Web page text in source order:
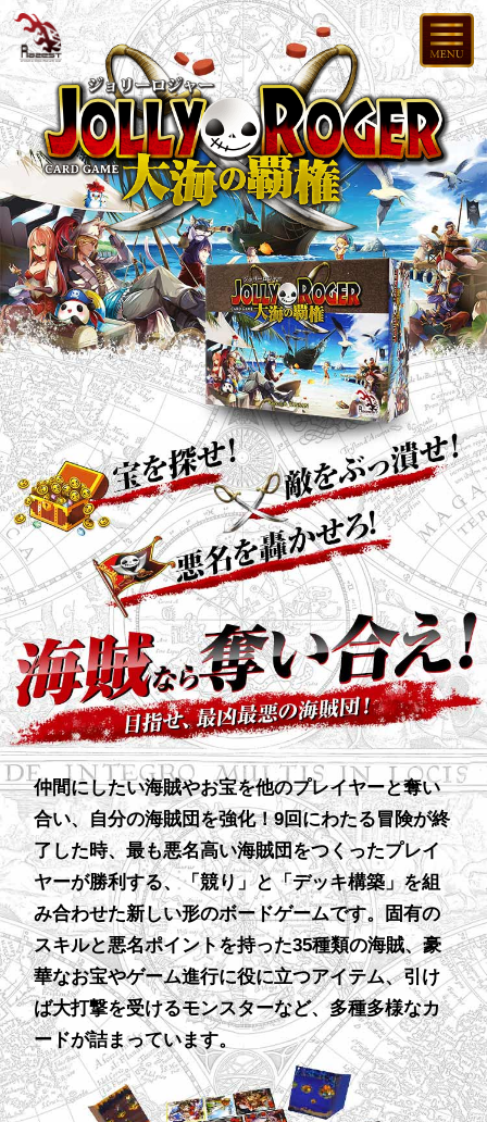
RAZEST
仲間にしたい海賊やお宝を他のプレイヤーと奪い
合い、自分の海賊団を強化！9回にわたる冒険が終
了した時、最も悪名高い海賊団をつくったプレイ
ヤーが勝利する、「競り」と「デッキ構築」を組
み合わせた新しい形のボードゲームです。固有の
スキルと悪名ポイントを持った35種類の海賊、豪
華なお宝やゲーム進行に役に立つアイテム、引け
ば大打撃を受けるモンスターなど、多種多様なカ
ードが詰まっています。